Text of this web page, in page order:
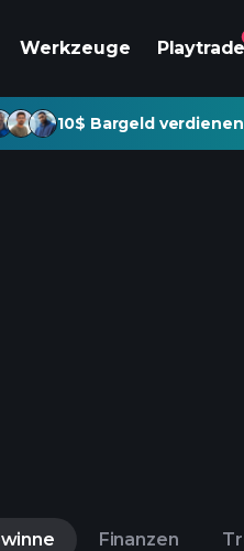
Werkzeuge
10$ Bargeld
Finanzen